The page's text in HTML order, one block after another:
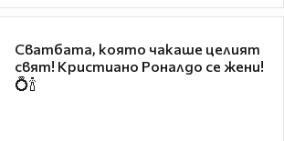
Сватбата, която чакаше целият
свят! Кристиано Роналдо се жени!
💍🍾